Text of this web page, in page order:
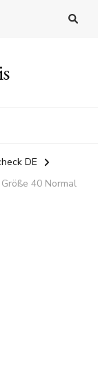
DE
40 Normal